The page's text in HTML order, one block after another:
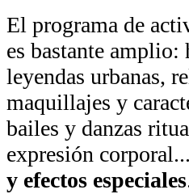
El programa de
es bastante
leyendas urbanas,
maquillajes y
bailes y danzas
expresión
y efectos especiales